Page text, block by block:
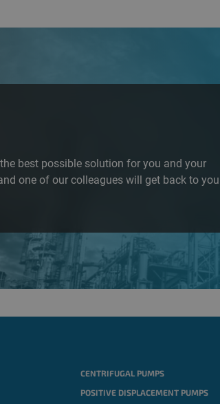
best possible solution for you and your
one of our colleagues will get back to you
CENTRIFUGAL PUMPS
POSITIVE DISPLACEMENT PUMPS